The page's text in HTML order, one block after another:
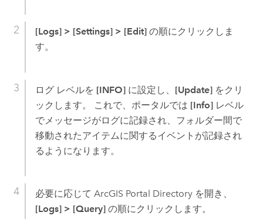
[Logs] > [Settings] > [Edit]の順にクリックしま
す。
ログ レベルを [INFO]に設定し、 [Update]をクリ
ックします。 これで、ポータルでは [Info]レベル
でメッセージがログに記録され、フォルダー間で
移動されたアイテムに関するイベントが記録され
るようになります。
必要に応じて ArcGIS Portal Directory を開き、
[Logs] > [Query]の順にクリックします。